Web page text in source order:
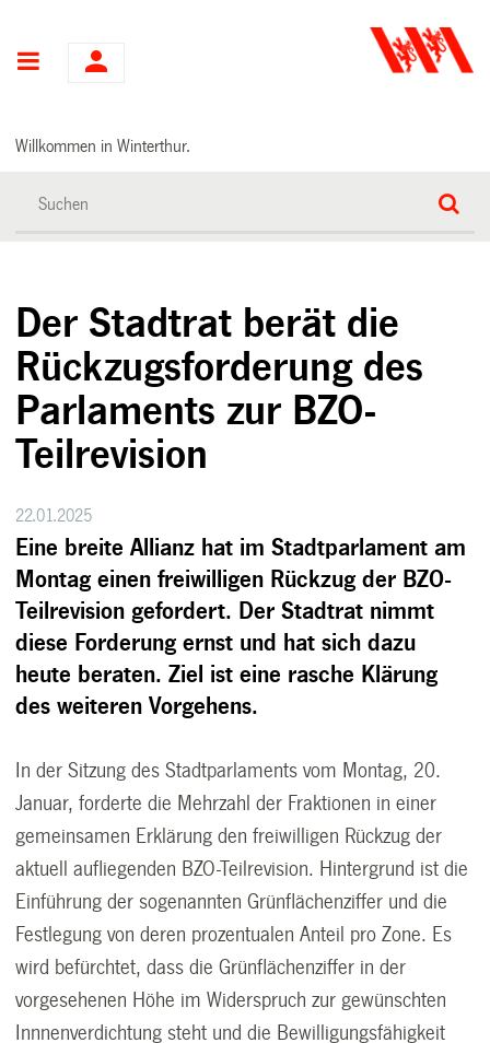
Hauptnavigation
Willkommen in Winterthur.
Der Stadtrat berät die
Rückzugsforderung des
Parlaments zur BZO-
Teilrevision
22.01.2025
Eine breite Allianz hat im Stadtparlament am
Montag einen freiwilligen Rückzug der BZO-
Teilrevision gefordert. Der Stadtrat nimmt
diese Forderung ernst und hat sich dazu
heute beraten. Ziel ist eine rasche Klärung
des weiteren Vorgehens.
In der Sitzung des Stadtparlaments vom Montag, 20.
Januar, forderte die Mehrzahl der Fraktionen in einer
gemeinsamen Erklärung den freiwilligen Rückzug der
aktuell aufliegenden BZO-Teilrevision. Hintergrund ist die
Einführung der sogenannten Grünflächenziffer und die
Festlegung von deren prozentualen Anteil pro Zone. Es
wird befürchtet, dass die Grünflächenziffer in der
vorgesehenen Höhe im Widerspruch zur gewünschten
Innnenverdichtung steht und die Bewilligungsfähigkeit